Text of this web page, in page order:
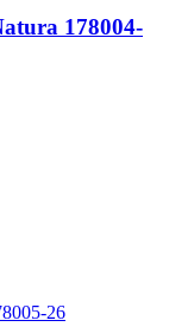
178004-